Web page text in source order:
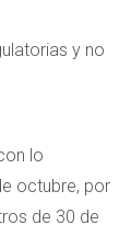
y no
lo
octubre, por
de 30 de